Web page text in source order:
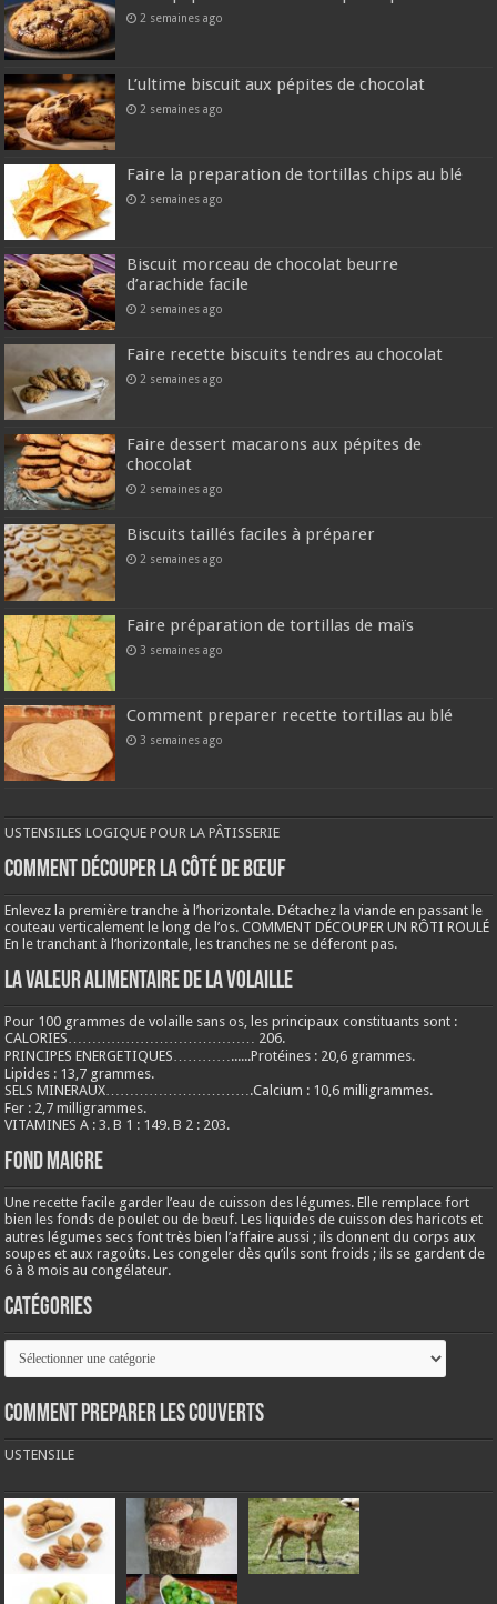
2 semaines ago
L’ultime biscuit aux pépites de chocolat
2 semaines ago
Faire la preparation de tortillas chips au blé
2 semaines ago
Biscuit morceau de chocolat beurre
d’arachide facile
2 semaines ago
Faire recette biscuits tendres au chocolat
2 semaines ago
Faire dessert macarons aux pépites de
chocolat
2 semaines ago
Biscuits taillés faciles à préparer
2 semaines ago
Faire préparation de tortillas de maïs
3 semaines ago
Comment preparer recette tortillas au blé
3 semaines ago
USTENSILES LOGIQUE POUR LA PÂTISSERIE
COMMENT DÉCOUPER LA CÔTÉ DE BŒUF
Enlevez la première tranche à l’horizontale. Détachez la viande en passant le
couteau verticalement le long de l’os. COMMENT DÉCOUPER UN RÔTI ROULÉ
En le tranchant à l’horizontale, les tranches ne se déferont pas.
LA VALEUR ALIMENTAIRE DE LA VOLAILLE
Pour 100 grammes de volaille sans os, les principaux constituants sont :
CALORIES………………………………… 206.
PRINCIPES ENERGETIQUES…………......Protéines : 20,6 grammes.
Lipides : 13,7 grammes.
SELS MINERAUX………………………….Calcium : 10,6 milligrammes.
Fer : 2,7 milligrammes.
VITAMINES A : 3. B 1 : 149. B 2 : 203.
Fond maigre
Une recette facile garder l’eau de cuisson des légumes. Elle remplace fort
bien les fonds de poulet ou de bœuf. Les liquides de cuisson des haricots et
autres légumes secs font très bien l’affaire aussi ; ils donnent du corps aux
soupes et aux ragoûts. Les congeler dès qu’ils sont froids ; ils se gardent de
6 à 8 mois au congélateur.
Catégories
Catégories
COMMENT PREPARER LES COUVERTS
USTENSILE